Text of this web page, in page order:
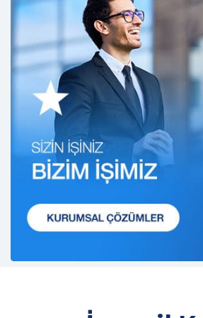
2. Kişisel Verilerin Doğru ve
Güncel Olmasını Sağlama
CB Gayrimenkul Franchising
Danışmanlık Hizmetleri A.Ş.; kişisel
temel haklarını ve kendi meşru
dikkate alarak işlediği kişisel
güncel olmasını sağlamakla ve
gerekli tedbirleri almak için gerekli
kurmakla yükümlüdür.
3. Belirli, Açık ve Meşru
Danışmanlık Hizmetleri A.Ş.; kişisel
amaçla işleneceğini belirlemekle
4. İşlendikleri Amaçla Bağlantılı,